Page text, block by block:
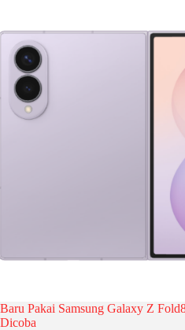
Baru Pakai Samsung Galaxy Z
Dicoba